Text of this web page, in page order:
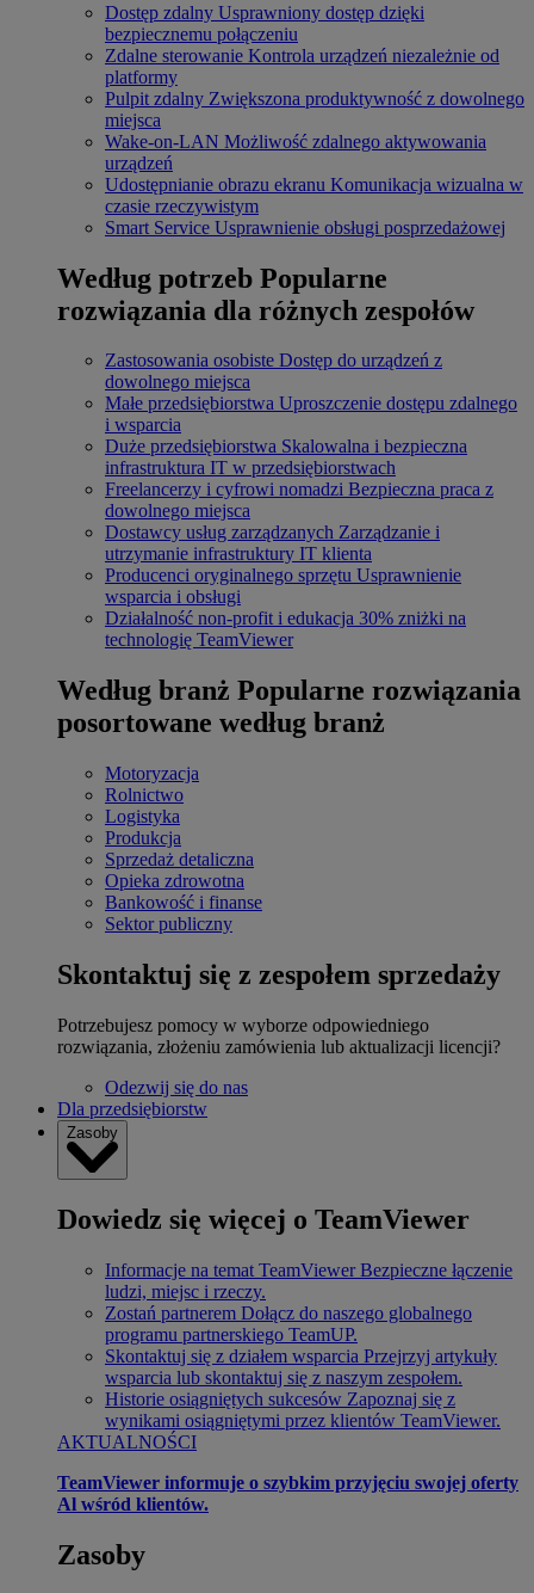
Dostęp zdalny Usprawniony dostęp dzięki
bezpiecznemu połączeniu
Zdalne sterowanie Kontrola urządzeń niezależnie od
platformy
Pulpit zdalny Zwiększona produktywność z dowolnego
miejsca
Wake-on-LAN Możliwość zdalnego aktywowania
urządzeń
Udostępnianie obrazu ekranu Komunikacja wizualna w
czasie rzeczywistym
Smart Service Usprawnienie obsługi posprzedażowej
Według potrzeb Popularne
rozwiązania dla różnych zespołów
Zastosowania osobiste Dostęp do urządzeń z
dowolnego miejsca
Małe przedsiębiorstwa Uproszczenie dostępu zdalnego
i wsparcia
Duże przedsiębiorstwa Skalowalna i bezpieczna
infrastruktura IT w przedsiębiorstwach
Freelancerzy i cyfrowi nomadzi Bezpieczna praca z
dowolnego miejsca
Dostawcy usług zarządzanych Zarządzanie i
utrzymanie infrastruktury IT klienta
Producenci oryginalnego sprzętu Usprawnienie
wsparcia i obsługi
Działalność non-profit i edukacja 30% zniżki na
technologię TeamViewer
Według branż Popularne rozwiązania
posortowane według branż
Motoryzacja
Rolnictwo
Logistyka
Produkcja
Sprzedaż detaliczna
Opieka zdrowotna
Bankowość i finanse
Sektor publiczny
Skontaktuj się z zespołem sprzedaży
Potrzebujesz pomocy w wyborze odpowiedniego
rozwiązania, złożeniu zamówienia lub aktualizacji licencji?
Odezwij się do nas
Dla przedsiębiorstw
Zasoby
Dowiedz się więcej o TeamViewer
Informacje na temat TeamViewer Bezpieczne łączenie
ludzi, miejsc i rzeczy.
Zostań partnerem Dołącz do naszego globalnego
programu partnerskiego TeamUP.
Skontaktuj się z działem wsparcia Przejrzyj artykuły
wsparcia lub skontaktuj się z naszym zespołem.
Historie osiągniętych sukcesów Zapoznaj się z
wynikami osiągniętymi przez klientów TeamViewer.
AKTUALNOŚCI
TeamViewer informuje o szybkim przyjęciu swojej oferty
Al wśród klientów.
Zasoby